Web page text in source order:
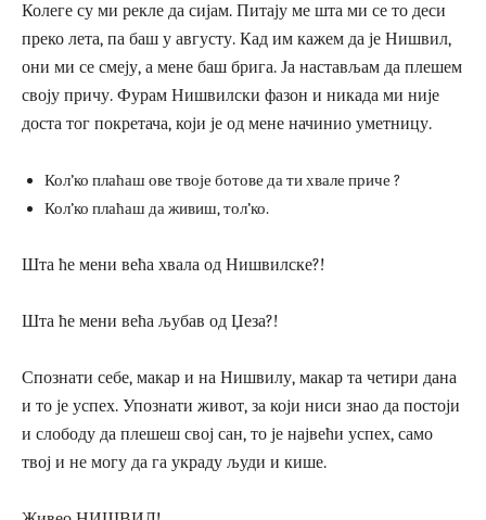
Колеге су ми рекле да сијам. Питају ме шта ми се то деси
преко лета, па баш у августу. Кад им кажем да је Нишвил,
они ми се смеју, а мене баш брига. Ја настављам да плешем
своју причу. Фурам Нишвилски фазон и никада ми није
доста тог покретача, који је од мене начинио уметницу.
Кол’ко плаћаш ове твоје ботове да ти хвале приче ?
Кол’ко плаћаш да живиш, тол’ко.
Шта ће мени већа хвала од Нишвилске?!
Шта ће мени већа љубав од Џеза?!
Спознати себе, макар и на Нишвилу, макар та четири дана
и то је успех. Упознати живот, за који ниси знао да постоји
и слободу да плешеш свој сан, то је највећи успех, само
твој и не могу да га украду људи и кише.